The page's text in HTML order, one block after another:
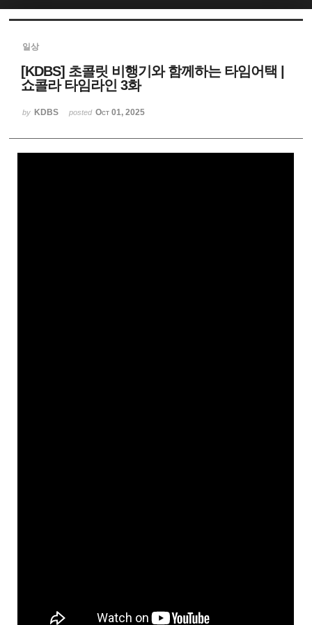
일상
[KDBS] 초콜릿 비행기와 함께하는 타임어택 |
쇼콜라 타임라인 3화
by KDBS posted Oct 01, 2025
Sketchbook5, 스케치북5
Sketchbook5, 스케치북5